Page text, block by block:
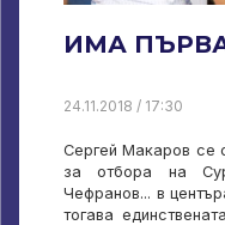
ИМА
24.11.2018 / 17:30
Сергей Макаров се
за отбора на
Чефранов... в
тогава